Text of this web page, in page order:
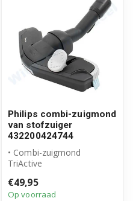
Philips combi-zuigmond
van stofzuiger
432200424744
• Combi-zuigmond
TriActive
• Type vloer: laminaat,...
€49,95
Op voorraad